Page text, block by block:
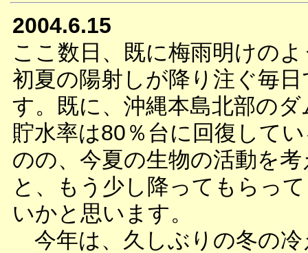
2004.6.15
ここ数日、既に梅雨明けの
初夏の陽射しが降り注ぐ毎日
す。既に、沖縄本島北部のダ
貯水率は80％台に回復して
のの、今夏の生物の活動を考
と、もう少し降ってもらっ
いかと思います。
今年は、久しぶりの冬の冷